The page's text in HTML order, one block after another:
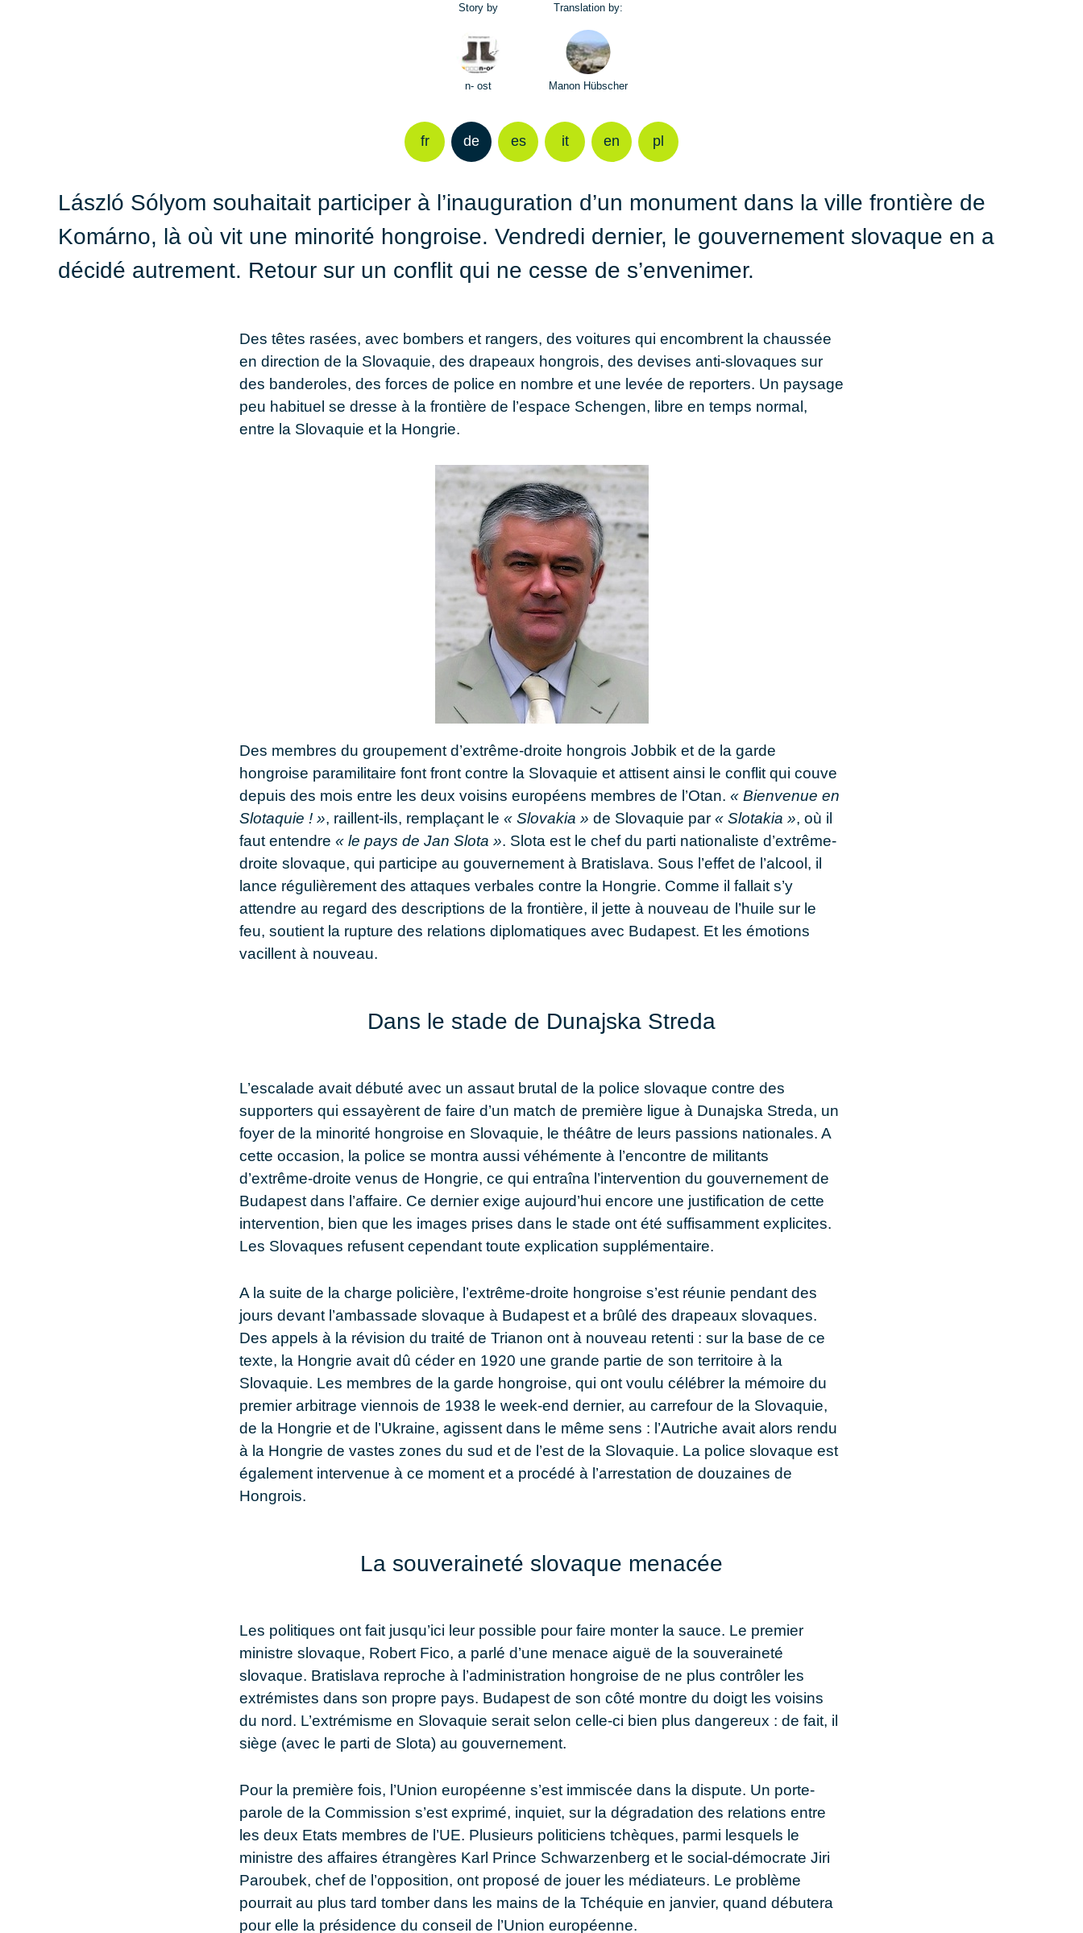
Story by
n- ost
Translation by:
Manon Hübscher
fr de es it en pl
László Sólyom souhaitait participer à l’inauguration d’un monument dans la ville frontière de
Komárno, là où vit une minorité hongroise. Vendredi dernier, le gouvernement slovaque en a
décidé autrement. Retour sur un conflit qui ne cesse de s’envenimer.
Des têtes rasées, avec bombers et rangers, des voitures qui encombrent la chaussée
en direction de la Slovaquie, des drapeaux hongrois, des devises anti-slovaques sur
des banderoles, des forces de police en nombre et une levée de reporters. Un paysage
peu habituel se dresse à la frontière de l’espace Schengen, libre en temps normal,
entre la Slovaquie et la Hongrie.
Des membres du groupement d’extrême-droite hongrois Jobbik et de la garde
hongroise paramilitaire font front contre la Slovaquie et attisent ainsi le conflit qui couve
depuis des mois entre les deux voisins européens membres de l’Otan. « Bienvenue en
Slotaquie ! », raillent-ils, remplaçant le « Slovakia » de Slovaquie par « Slotakia », où il
faut entendre « le pays de Jan Slota ». Slota est le chef du parti nationaliste d’extrême-
droite slovaque, qui participe au gouvernement à Bratislava. Sous l’effet de l’alcool, il
lance régulièrement des attaques verbales contre la Hongrie. Comme il fallait s’y
attendre au regard des descriptions de la frontière, il jette à nouveau de l’huile sur le
feu, soutient la rupture des relations diplomatiques avec Budapest. Et les émotions
vacillent à nouveau.
Dans le stade de Dunajska Streda
L’escalade avait débuté avec un assaut brutal de la police slovaque contre des
supporters qui essayèrent de faire d’un match de première ligue à Dunajska Streda, un
foyer de la minorité hongroise en Slovaquie, le théâtre de leurs passions nationales. A
cette occasion, la police se montra aussi véhémente à l’encontre de militants
d’extrême-droite venus de Hongrie, ce qui entraîna l’intervention du gouvernement de
Budapest dans l’affaire. Ce dernier exige aujourd’hui encore une justification de cette
intervention, bien que les images prises dans le stade ont été suffisamment explicites.
Les Slovaques refusent cependant toute explication supplémentaire.
A la suite de la charge policière, l’extrême-droite hongroise s’est réunie pendant des
jours devant l’ambassade slovaque à Budapest et a brûlé des drapeaux slovaques.
Des appels à la révision du traité de Trianon ont à nouveau retenti : sur la base de ce
texte, la Hongrie avait dû céder en 1920 une grande partie de son territoire à la
Slovaquie. Les membres de la garde hongroise, qui ont voulu célébrer la mémoire du
premier arbitrage viennois de 1938 le week-end dernier, au carrefour de la Slovaquie,
de la Hongrie et de l’Ukraine, agissent dans le même sens : l’Autriche avait alors rendu
à la Hongrie de vastes zones du sud et de l’est de la Slovaquie. La police slovaque est
également intervenue à ce moment et a procédé à l’arrestation de douzaines de
Hongrois.
La souveraineté slovaque menacée
Les politiques ont fait jusqu’ici leur possible pour faire monter la sauce. Le premier
ministre slovaque, Robert Fico, a parlé d’une menace aiguë de la souveraineté
slovaque. Bratislava reproche à l’administration hongroise de ne plus contrôler les
extrémistes dans son propre pays. Budapest de son côté montre du doigt les voisins
du nord. L’extrémisme en Slovaquie serait selon celle-ci bien plus dangereux : de fait, il
siège (avec le parti de Slota) au gouvernement.
Pour la première fois, l’Union européenne s’est immiscée dans la dispute. Un porte-
parole de la Commission s’est exprimé, inquiet, sur la dégradation des relations entre
les deux Etats membres de l’UE. Plusieurs politiciens tchèques, parmi lesquels le
ministre des affaires étrangères Karl Prince Schwarzenberg et le social-démocrate Jiri
Paroubek, chef de l’opposition, ont proposé de jouer les médiateurs. Le problème
pourrait au plus tard tomber dans les mains de la Tchéquie en janvier, quand débutera
pour elle la présidence du conseil de l’Union européenne.